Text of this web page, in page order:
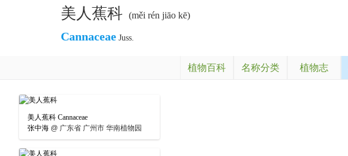
美人蕉科 (měi rén jiāo kē)
Cannaceae Juss.
植物百科 名称分类 植物志
美人蕉科 Cannaceae
张中海 @ 广东省 广州市 华南植物园